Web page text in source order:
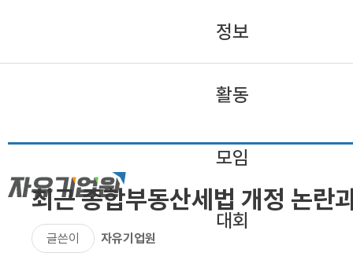
정보
활동
모임
대회
최근 종합부동산세법 개정 논란
글쓴이 자유기업원